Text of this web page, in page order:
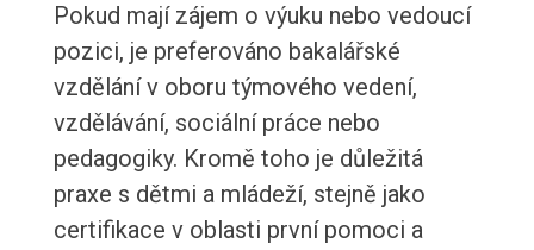
Pokud mají zájem o výuku nebo vedoucí
pozici, je preferováno bakalářské
vzdělání v oboru týmového vedení,
vzdělávání, sociální práce nebo
pedagogiky. Kromě toho je důležitá
praxe s dětmi a mládeží, stejně jako
certifikace v oblasti první pomoci a